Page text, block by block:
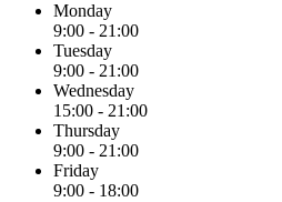
Monday
9:00 - 21:00
Tuesday
9:00 - 21:00
Wednesday
15:00 - 21:00
Thursday
9:00 - 21:00
Friday
9:00 - 18:00